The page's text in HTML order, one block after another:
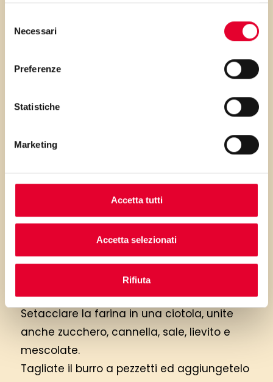
delNecessari
Preferenze
Statistiche
Marketing
Accetta tutti
Accetta selezionati
Rifiuta
facile e veloce per aspettare il
Natale insieme ai propri bimbi!
PRIMA GLI
INGREDIENTI
i passaggi della ricetta.
Setacciare la farina in una ciotola, unite
anche zucchero, cannella, sale, lievito e
mescolate.
Tagliate il burro a pezzetti ed aggiungetelo